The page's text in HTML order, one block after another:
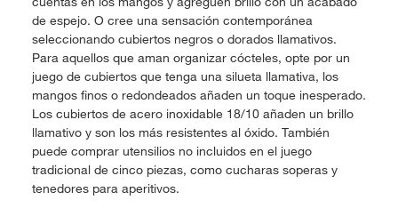
de espejo. O cree una sensación contemporánea
seleccionando cubiertos negros o dorados llamativos.
Para aquellos que aman organizar cócteles, opte por un
juego de cubiertos que tenga una silueta llamativa, los
mangos finos o redondeados añaden un toque inesperado.
Los cubiertos de acero inoxidable 18/10 añaden un brillo
llamativo y son los más resistentes al óxido. También
puede comprar utensilios no incluidos en el juego
tradicional de cinco piezas, como cucharas soperas y
tenedores para aperitivos.